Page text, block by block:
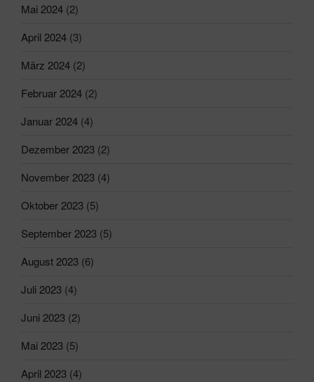
Mai 2024 (2)
April 2024 (3)
März 2024 (2)
Februar 2024 (2)
Januar 2024 (4)
Dezember 2023 (2)
November 2023 (4)
Oktober 2023 (5)
September 2023 (5)
August 2023 (6)
Juli 2023 (4)
Juni 2023 (2)
Mai 2023 (5)
April 2023 (4)